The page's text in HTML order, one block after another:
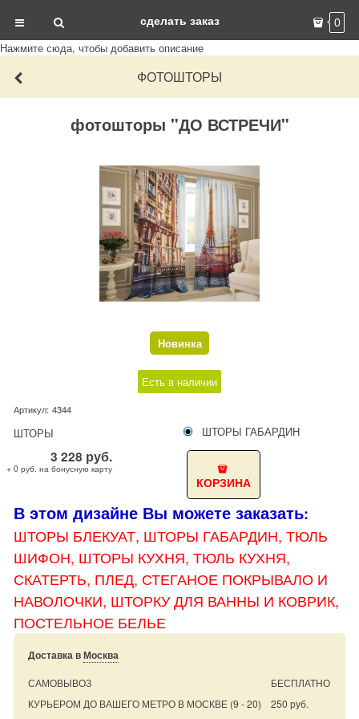
сделать заказ 0
Нажмите сюда, чтобы добавить описание
ФОТОШТОРЫ
фотошторы "ДО ВСТРЕЧИ"
Новинка
Есть в наличии
Артикул: 4344
ШТОРЫ ШТОРЫ ГАБАРДИН
3 228 руб.
+ 0 руб. на бонусную карту
КОРЗИНА
В этом дизайне Вы можете заказать:
ШТОРЫ БЛЕКУАТ, ШТОРЫ ГАБАРДИН, ТЮЛЬ
ШИФОН, ШТОРЫ КУХНЯ, ТЮЛЬ КУХНЯ,
СКАТЕРТЬ, ПЛЕД, СТЕГАНОЕ ПОКРЫВАЛО И
НАВОЛОЧКИ, ШТОРКУ ДЛЯ ВАННЫ И КОВРИК,
ПОСТЕЛЬНОЕ БЕЛЬЕ
Доставка вМосква
САМОВЫВОЗ
БЕСПЛАТНО
КУРЬЕРОМ ДО ВАШЕГО МЕТРО В МОСКВЕ (9 - 20)
250 руб.